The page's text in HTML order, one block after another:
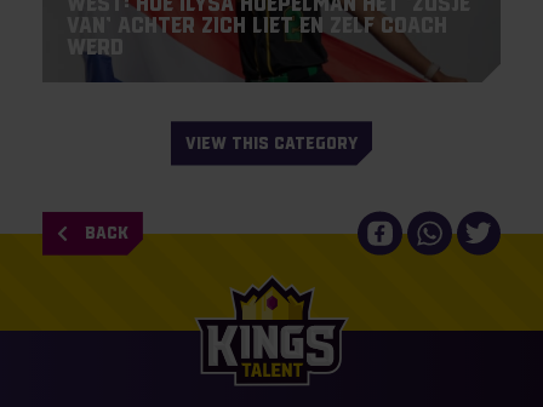
van’ achter zich liet en zelf coach
werd
VIEW THIS CATEGORY
BACK